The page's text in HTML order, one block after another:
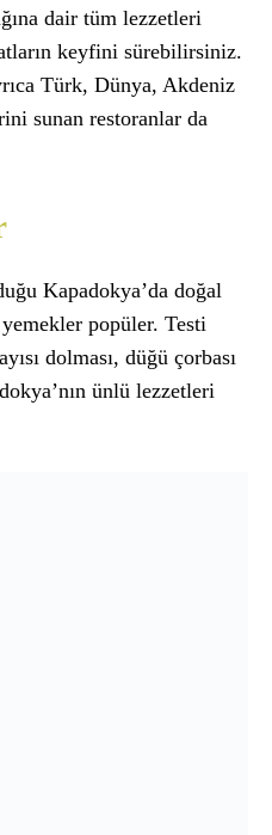
dair tüm lezzetleri
keyfini sürebilirsiniz.
Türk, Dünya, Akdeniz
sunan restoranlar da
Kapadokya’da doğal
popüler. Testi
dolması, düğü çorbası
ünlü lezzetleri